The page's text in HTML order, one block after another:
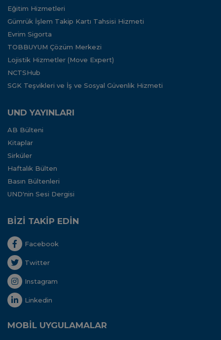
Eğitim Hizmetleri
Gümrük İşlem Takip Kartı Tahsisi Hizmeti
Evrim Sigorta
TOBBUYUM Çözüm Merkezi
Lojistik Hizmetler (Move Expert)
NCTSHub
SGK Teşvikleri ve İş ve Sosyal Güvenlik Hizmeti
UND YAYINLARI
AB Bülteni
Kitaplar
Sirküler
Haftalık Bülten
Basın Bültenleri
UND'nin Sesi Dergisi
BİZİ TAKİP EDİN
Facebook
Twitter
Instagram
Linkedin
MOBİL UYGULAMALAR